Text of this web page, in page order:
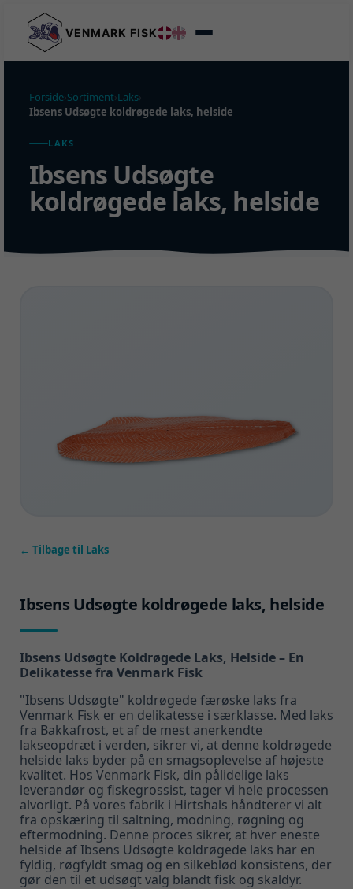
VENMARK FISK
Forside Sortiment Laks
Ibsens Udsøgte koldrøgede laks, helside
LAKS
Ibsens Udsøgte
koldrøgede laks, helside
← Tilbage til Laks
Ibsens Udsøgte koldrøgede laks, helside
Ibsens Udsøgte Koldrøgede Laks, Helside – En
Delikatesse fra Venmark Fisk
"Ibsens Udsøgte" koldrøgede færøske laks fra
Venmark Fisk er en delikatesse i særklasse. Med laks
fra Bakkafrost, et af de mest anerkendte
lakseopdræt i verden, sikrer vi, at denne koldrøgede
helside laks byder på en smagsoplevelse af højeste
kvalitet. Hos Venmark Fisk, din pålidelige laks
leverandør og fiskegrossist, tager vi hele processen
alvorligt. På vores fabrik i Hirtshals håndterer vi alt
fra opskæring til saltning, modning, røgning og
eftermodning. Denne proces sikrer, at hver eneste
helside af Ibsens Udsøgte koldrøgede laks har en
fyldig, røgfyldt smag og en silkeblød konsistens, der
gør den til et udsøgt valg blandt fisk og skaldyr.